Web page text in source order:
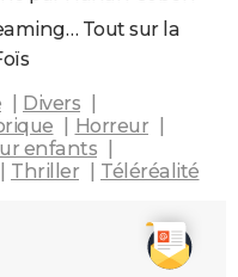
Tout sur la
Divers
Horreur
enfants
Thriller Téléréalité